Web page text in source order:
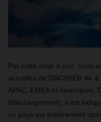
Par cette mise à jour, nous
actuelles de DACHSER Air
APAC, EMEA et Amériques.
téléchargement), il est
un pays est entièrement